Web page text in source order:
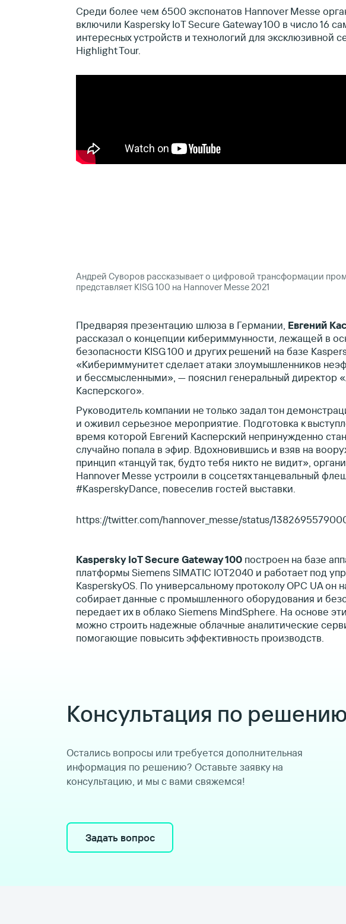
Среди более чем 6500 экспонатов Hannover Messe
включили Kaspersky IoT Secure Gateway 100 в число 16
интересных устройств и технологий для эксклюзивной
Highlight Tour.
Андрей Суворов рассказывает о цифровой трансформации
представляет KISG 100 на Hannover Messe 2021
Предваряя презентацию шлюза в Германии, Евгений
рассказал о концепции кибериммунности, лежащей в
безопасности KISG 100 и других решений на базе
«Кибериммунитет сделает атаки злоумышленников
и бессмысленными», — пояснил генеральный директор
Касперского».
Руководитель компании не только задал тон
и оживил серьезное мероприятие. Подготовка к
время которой Евгений Касперский непринужденно
случайно попала в эфир. Вдохновившись и взяв на
принцип «танцуй так, будто тебя никто не видит»,
Hannover Messe устроили в соцсетях танцевальный
#KasperskyDance, повеселив гостей выставки.
https://twitter.com/hannover_messe/status/
Kaspersky IoT Secure Gateway 100построен на базе
платформы Siemens SIMATIC IOT2040 и работает под
KasperskyOS. По универсальному протоколу OPC UA он
собирает данные с промышленного оборудования и
передает их в облако Siemens MindSphere. На основе
можно строить надежные облачные аналитические
помогающие повысить эффективность производств.
Консультация по решению
Остались вопросы или требуется дополнительная
информация по решению? Оставьте заявку на
консультацию, и мы с вами свяжемся!
Задать вопрос